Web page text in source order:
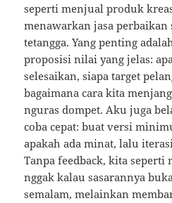
seperti menjual produk
menawarkan jasa
tetangga. Yang penting
proposisi nilai yang jelas:
selesaikan, siapa target
bagaimana cara kita
nguras dompet. Aku juga
coba cepat: buat versi
apakah ada minat, lalu
Tanpa feedback, kita seperti
nggak kalau sasarannya
semalam, melainkan